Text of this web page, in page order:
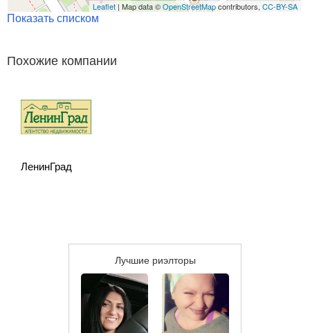
Leaflet| Map data ©OpenStreetMapcontributors, CC-BY-SA
Показать списком
Похожие компании
ЛенинГрад
Лучшие риэлторы